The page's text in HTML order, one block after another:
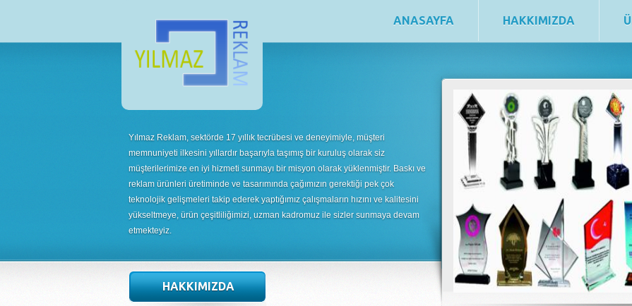
ANASAYFA HAKKIMIZDA
Yılmaz Reklam, sektörde 17 yıllık tecrübesi ve deneyimiyle, müşteri
memnuniyeti ilkesini yıllardır başarıyla taşımış bir kuruluş olarak siz
müşterilerimize en iyi hizmeti sunmayı bir misyon olarak yüklenmiştir. Baskı ve
reklam ürünleri üretiminde ve tasarımında çağımızın gerektiği pek çok
teknolojik gelişmeleri takip ederek yaptığımız çalışmaların hızını ve kalitesini
yükseltmeye, ürün çeşitliliğimizi, uzman kadromuz ile sizler sunmaya devam
etmekteyiz.
HAKKIMIZDA